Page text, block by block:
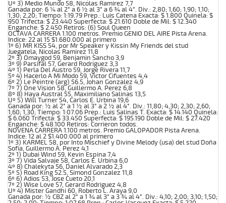
Uº 3) Medio Mundo 58, Nicolas Ramirez 7,7
Ganada por: 6 ¼ al 2° a 6 ½ al 3° a 6 ¾ al 4°. Div.: 2,80; 1,60; 1,90; 1,10;
1,30; 2,20; Tiempo: 1:19.79 Prep.: Luis Catena Exacta: $ 1.800 Quinela: $
950 Trifecta: $ 23.440 Superfecta: $ 21.610 Doble de Mil: $ 12.340
Enganche: $ 2.450 Retiros: (6) Soul Queen
OCTAVA CARRERA 1.100 metros. Premio GENIO DEL AIRE Pista Arena.
Indice: 22 al 15 $1.680.000 al primero
1º 6) MR KISS 54, por Mr Speaker y Kissin My Friends del stud
Juegatela, Nicolas Ramirez 11,8
2º 3) Omaygod 59, Benjamin Sancho 3,9
3º 9) Parsifal 57, Gerard Rodriguez 3,3
4º 1) Perla Del Austro 59, Jorge Rivera 11,7
5º 4) Hacerlo A Mi Modo 59, Victor Cifuentes 4,4
6º 2) Le Peintre (arg) 56.5, Johan Gonzalez 4,9
7º 7) One Vision 58, Guillermo A. Perez 6,8
8º 8) Haya Austral 55, Maximiliano Salinas 13,5
Uº 5) Will Turner 54, Carlos E. Urbina 19,6
Ganada por: ½ al 2° a 1 ½ al 3° a 2 ½ al 4°. Div.: 11,80; 4,30; 2,30; 2,60;
1,60; 1,30; Tiempo: 1:07.06 Prep.: Luis Salinas T. Exacta: $ 14.140 Quinela:
$ 6.060 Trifecta: $ 33.450 Superfecta: $ 195.190 Doble de Mil: $ 27.420
Enganche: $ 48.100 Retiros: Corrieron todos.
NOVENA CARRERA 1.100 metros. Premio GALOPADOR Pista Arena.
Indice: 12 al 2 $1.400.000 al primero
1º 3) KARMEL 58, por Into Mischief y Divine Melody (usa) del stud Doña
Sofia, Guillermo A. Perez 4,1
2º 1) Dubai Wind 59, Kevin Espina 7,4
3º 7) Vida Salvaje 58, Carlos E. Urbina 6,0
4º 8) Chalekyta 56, Daniel Alvarado 2,3
5º 5) Road King 52.5, Simond Gonzalez 11,8
6º 6) Adios 53, Jose Cueto 20,1
7º 2) Wise Love 57, Gerard Rodriguez 4,8
Uº 4) Mister Gandhi 60, Roberto L. Araya 9,0
Ganada por: ½ CBZ al 2° a 1 ¾ al 3° a 3 ¾ al 4°. Div.: 4,10; 2,00; 3,10; 1,50;